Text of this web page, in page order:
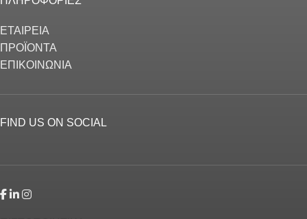
ΕΤΑΙΡΕΙΑ
ΠΡΟΪΟΝΤΑ
ΕΠΙΚΟΙΝΩΝΙΑ
FIND US ON SOCIAL